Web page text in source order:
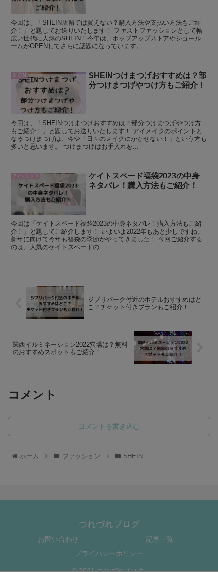
今回は、「SHEIN店舗では買えない？購入方法や支払い方法もご紹
介！」と題してお送りいたします！ ファストファッションとして幅
広い世代に人気のSHEIN！今年は、ポップアップストアやショール
ームがOPENしてさらに話題になっています。...
SHEIN
SHEINつけまつげおすすめは？部
分つけまつげやつけ方もご紹介！
今回は、「SHEINつけまつげおすすめは？部分つけまつげやつけ方
もご紹介！」と題してお送りいたします！ アイメイクのポイントと
なるつけまつげは、今や「日々のメイクにかかせない！」という方も
多いと思います。 つけまつげはお手入れを...
ファッション
ケイトスペード福袋2023の中身
ネタバレ！購入方法もご紹介！
今回は「ケイトスペード福袋2023の中身ネタバレ！購入方法もご紹
介！」と題してご紹介します！ いよいよ2022年もあと少しですね。
新年に向けて今年も福袋の季節がやってきました！ 今回ご紹介する
のは、人気のケイトスペードの...
ジブリパーク付近のホテルおすすめはど
こ？チケット付きプランもご紹介！
関西イルミネーション2022穴場は？無料
のおすすめスポットもご紹介！
コメント
コメントを書き込む
ホーム ファッション SHEIN
つれづれブログ
お問い合わせ
記事一覧
プライバシーポリシー